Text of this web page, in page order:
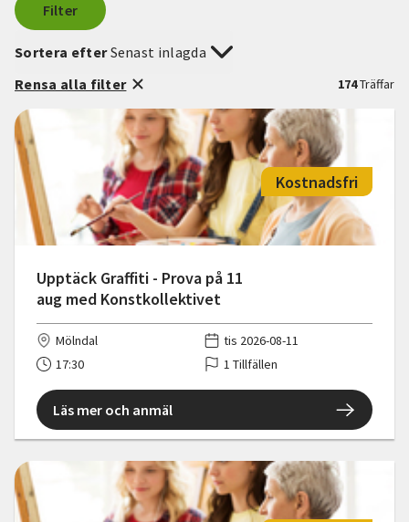
Filter
174Träffar
Sortera efterSenast inlagda
Rensa alla filter
Upptäck Graffiti - Prova på 11
aug med Konstkollektivet
Kostnadsfri
Mölndal
tis 2026-08-11
17:30
1 Tillfällen
Läs mer och anmäl